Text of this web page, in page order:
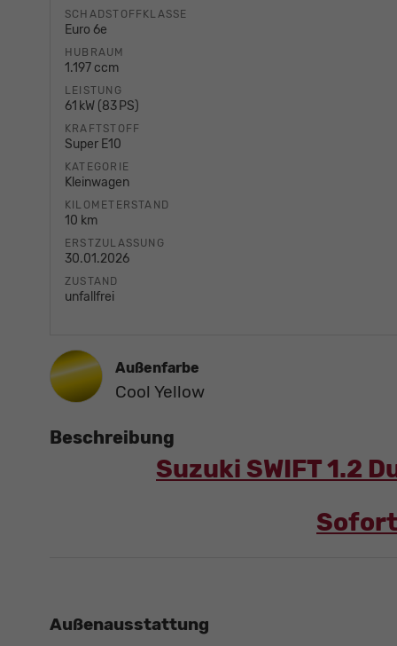
SCHADSTOFFKLASSE
Euro 6e
HUBRAUM
1.197 ccm
LEISTUNG
61 kW (83 PS)
KRAFTSTOFF
Super E10
KATEGORIE
Kleinwagen
KILOMETERSTAND
10 km
ERSTZULASSUNG
30.01.2026
ZUSTAND
unfallfrei
Außenfarbe
Cool Yellow
Beschreibung
Suzuki SWIFT 1.2
Außenausstattung